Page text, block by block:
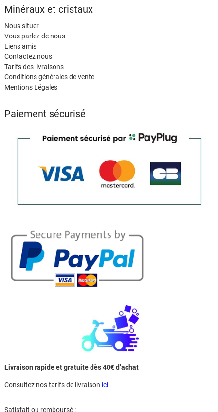
Minéraux et cristaux
Nous situer
Vous parlez de nous
Liens amis
Contactez nous
Tarifs des livraisons
Conditions générales de vente
Mentions Légales
Paiement sécurisé
Livraison rapide et gratuite dès 40€ d’achat
Consultez nos tarifs de livraison ici
Satisfait ou remboursé :